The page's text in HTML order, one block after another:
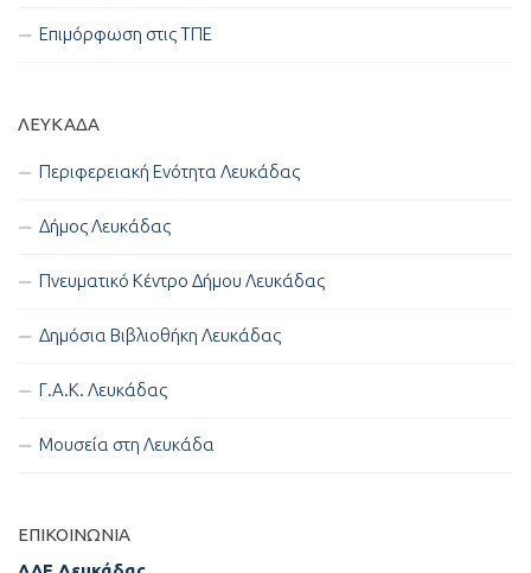
Επιμόρφωση στις ΤΠΕ
ΛΕΥΚΑΔΑ
Περιφερειακή Ενότητα Λευκάδας
Δήμος Λευκάδας
Πνευματικό Κέντρο Δήμου Λευκάδας
Δημόσια Βιβλιοθήκη Λευκάδας
Γ.Α.Κ. Λευκάδας
Μουσεία στη Λευκάδα
ΕΠΙΚΟΙΝΩΝΊΑ